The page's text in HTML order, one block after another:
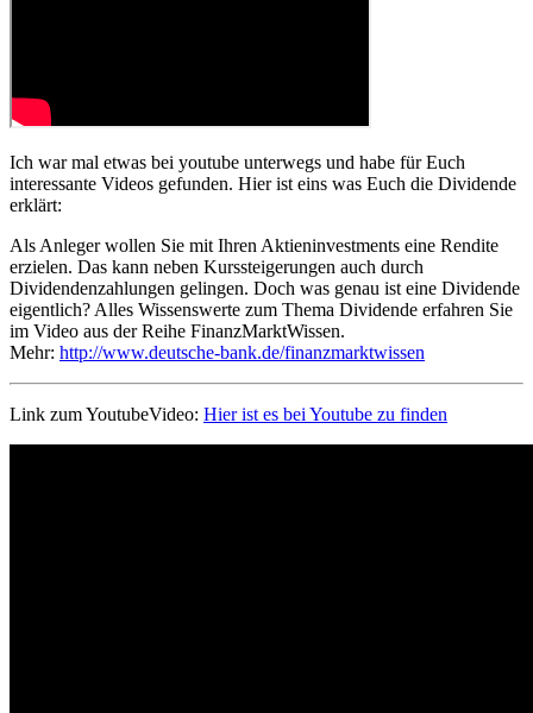
Ich war mal etwas bei youtube unterwegs und habe für Euch
interessante Videos gefunden. Hier ist eins was Euch die Dividende
erklärt:
Als Anleger wollen Sie mit Ihren Aktieninvestments eine Rendite
erzielen. Das kann neben Kurssteigerungen auch durch
Dividendenzahlungen gelingen. Doch was genau ist eine Dividende
eigentlich? Alles Wissenswerte zum Thema Dividende erfahren Sie
im Video aus der Reihe FinanzMarktWissen.
Mehr: http://www.deutsche-bank.de/finanzmarktwissen
Link zum YoutubeVideo: Hier ist es bei Youtube zu finden